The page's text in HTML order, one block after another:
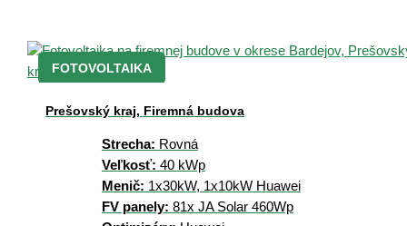
FOTOVOLTAIKA
Prešovský kraj, Firemná budova
Strecha: Rovná
Veľkosť: 40 kWp
Menič: 1x30kW, 1x10kW Huawei
FV panely: 81x JA Solar 460Wp